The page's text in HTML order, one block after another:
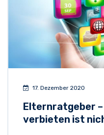
17. Dezember 2020
Elternratgeber
verbieten ist